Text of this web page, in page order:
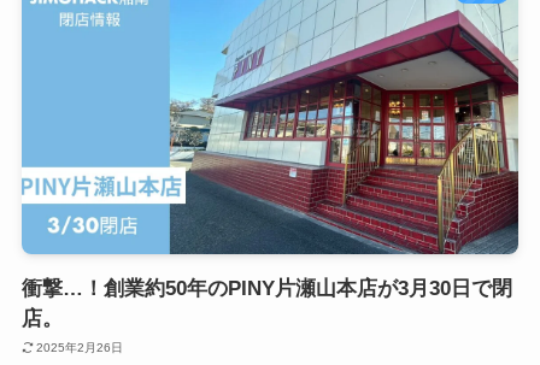
衝撃…！創業約50年のPINY片瀬山本店が3月30日で閉
店。
2025年2月26日